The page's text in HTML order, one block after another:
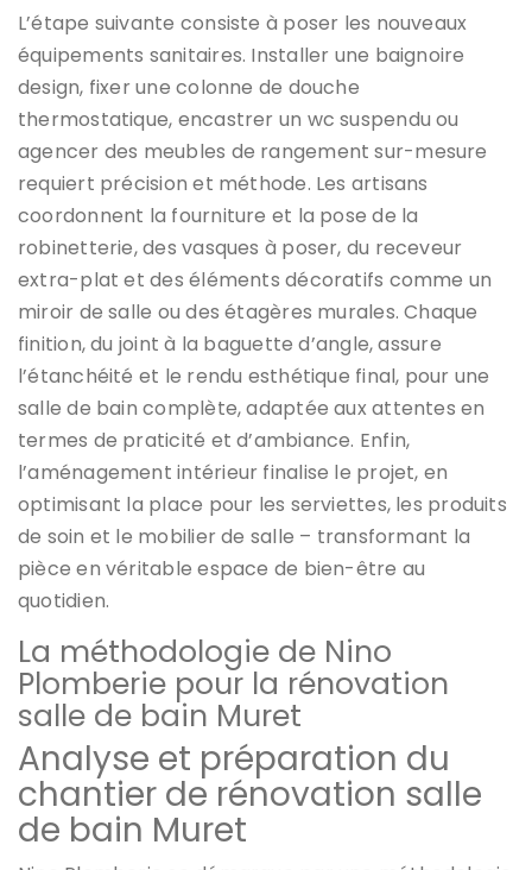
L’étape suivante consiste à poser les nouveaux
équipements sanitaires. Installer une baignoire
design, fixer une colonne de douche
thermostatique, encastrer un wc suspendu ou
agencer des meubles de rangement sur-mesure
requiert précision et méthode. Les artisans
coordonnent la fourniture et la pose de la
robinetterie, des vasques à poser, du receveur
extra-plat et des éléments décoratifs comme un
miroir de salle ou des étagères murales. Chaque
finition, du joint à la baguette d’angle, assure
l’étanchéité et le rendu esthétique final, pour une
salle de bain complète, adaptée aux attentes en
termes de praticité et d’ambiance. Enfin,
l’aménagement intérieur finalise le projet, en
optimisant la place pour les serviettes, les produits
de soin et le mobilier de salle – transformant la
pièce en véritable espace de bien-être au
quotidien.
La méthodologie de Nino
Plomberie pour la rénovation
salle de bain Muret
Analyse et préparation du
chantier de rénovation salle
de bain Muret